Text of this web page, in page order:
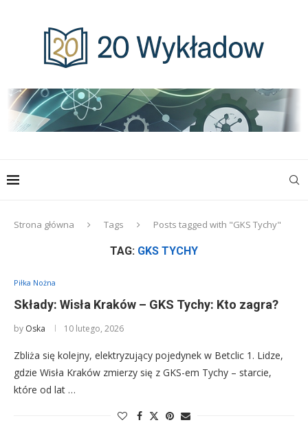
Strona główna Tags Posts tagged with "GKS Tychy"
TAG: GKS TYCHY
Piłka Nożna
Składy: Wisła Kraków – GKS Tychy: Kto zagra?
by Oska 10 lutego, 2026
Zbliża się kolejny, elektryzujący pojedynek w Betclic 1. Lidze,
gdzie Wisła Kraków zmierzy się z GKS-em Tychy – starcie,
które od lat …